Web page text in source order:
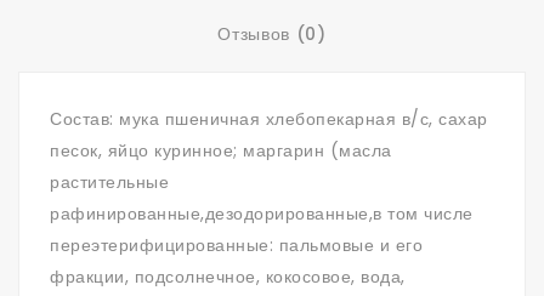
Отзывов (0)
Состав: мука пшеничная хлебопекарная в/с, сахар
песок, яйцо куринное; маргарин (масла
растительные
рафинированные,дезодорированные,в том числе
переэтерифицированные: пальмовые и его
фракции, подсолнечное, кокосовое, вода,